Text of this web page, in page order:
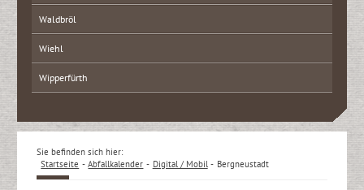
Waldbröl
Wiehl
Wipperfürth
Sie befinden sich hier:
Startseite - Abfallkalender - Digital / Mobil - Bergneustadt